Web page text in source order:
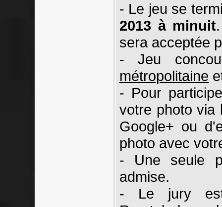
- Le jeu se
2013 à minuit
sera acceptée
- Jeu
métropolitaine
- Pour
votre photo via
Google+ ou
photo avec
- Une seule
admise.
- Le jury est